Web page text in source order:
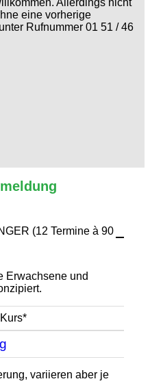
Allerdings nicht
eine vorherige
Rufnummer 01 51 / 46
(12 Termine à 90
Erwachsene und
variieren aber je